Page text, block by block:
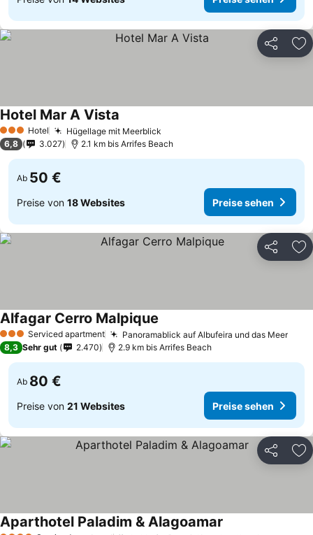
Teilen
3 SterneHotel Hügellage mit Meerblick
Hotel Mar A Vista
6,8 3.027 2.1 km bis Arrifes Beach
Ab 50 €
Preise von 18 Websites Preise sehen
Teilen
3 SterneServiced apartment Panoramablick auf Albufeira und das Meer
Alfagar Cerro Malpique
8,3 Sehr gut 2.470 2.9 km bis Arrifes Beach
Ab 80 €
Preise von 21 Websites Preise sehen
Teilen
Aparthotel Paladim & Alagoamar